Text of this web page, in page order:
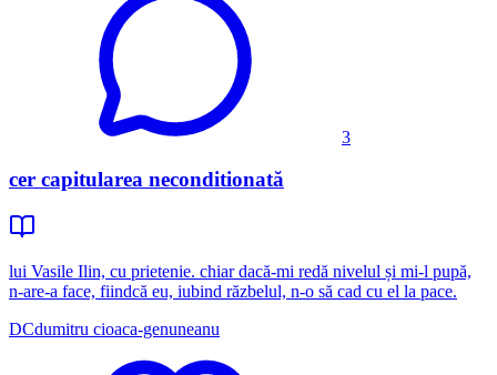
3
cer capitularea neconditionată
lui Vasile Ilin, cu prietenie. chiar dacă-mi redă nivelul și mi-l pupă,
n-are-a face, fiindcă eu, iubind răzbelul, n-o să cad cu el la pace.
DCdumitru cioaca-genuneanu